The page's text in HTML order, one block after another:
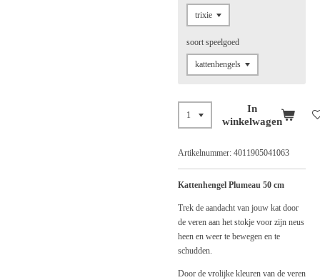
soort speelgoed
In
winkelwagen
Artikelnummer: 4011905041063
Kattenhengel Plumeau 50 cm
Trek de aandacht van jouw kat door
de veren aan het stokje voor zijn neus
heen en weer te bewegen en te
schudden.
Door de vrolijke kleuren van de veren